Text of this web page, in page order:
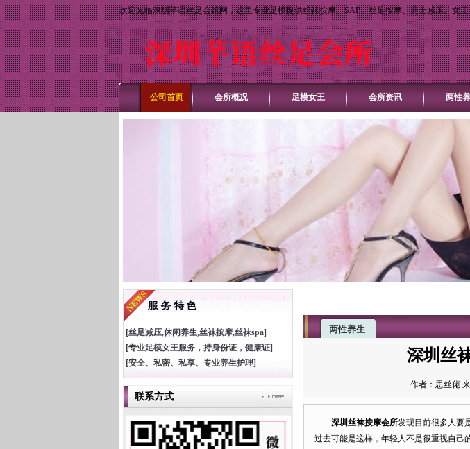
欢迎光临深圳芊语丝足会馆网，这里专业足模提供丝袜按摩、SAP、丝足按摩、男士减压、
公司首页 会所概况 足模女王 会所资讯 两性
[丝足减压,休闲养生,丝袜按摩,丝袜spa]
[专业足模女王服务，持身份证，健康证]
[安全、私密、私享、专业养生护理]
联系方式
两性养生
深圳丝
深圳丝袜按摩会所发现目前很多人要
过去可能是这样，年轻人不是很重视自己